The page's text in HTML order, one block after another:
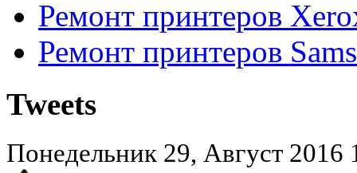
Ремонт принтеров
Ремонт принтеров
Tweets
Понедельник 29, Август